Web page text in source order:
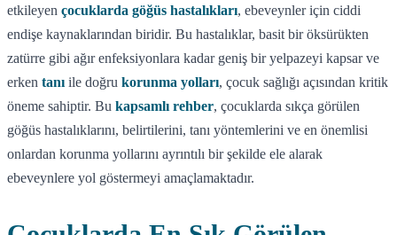
etkileyen çocuklarda göğüs hastalıkları, ebeveynler için ciddi
endişe kaynaklarından biridir. Bu hastalıklar, basit bir öksürükten
zatürre gibi ağır enfeksiyonlara kadar geniş bir yelpazeyi kapsar ve
erken tanı ile doğru korunma yolları, çocuk sağlığı açısından kritik
öneme sahiptir. Bu kapsamlı rehber, çocuklarda sıkça görülen
göğüs hastalıklarını, belirtilerini, tanı yöntemlerini ve en önemlisi
onlardan korunma yollarını ayrıntılı bir şekilde ele alarak
ebeveynlere yol göstermeyi amaçlamaktadır.